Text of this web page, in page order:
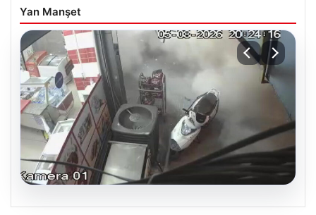
Yan Manşet
06.08.2026